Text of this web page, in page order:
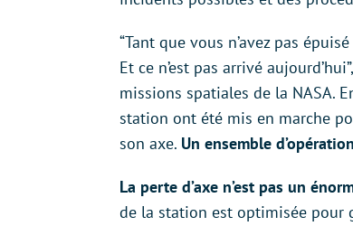
“Tant que vous n’avez pas
Et ce n’est pas arrivé
missions spatiales de la NASA.
station ont été mis en marche
son axe. Un ensemble
La perte d’axe n’est pas un
de la station est optimisée pour